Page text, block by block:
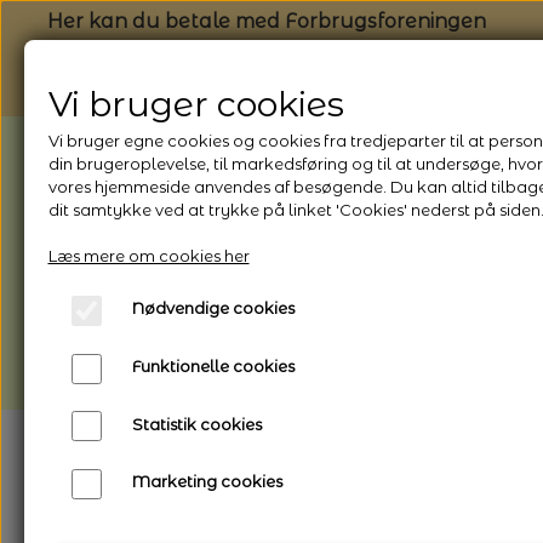
Her kan du betale med Forbrugsforeningen
BEMÆRK: Butikken har ferielukket* fra
1/8 - 9/8 - 2026
perioden - her kan du også bestille
længere leveringstid
Vi bruger cookies
Vi bruger egne cookies og cookies fra tredjeparter til at
din brugeroplevelse, til markedsføring og til at undersøge,
vores hjemmeside anvendes af besøgende. Du kan altid
dit samtykke ved at trykke på linket 'Cookies' nederst på siden.
Læs mere om cookies her
Nødvendige cookies
Funktionelle cookies
Statistik cookies
Marketing cookies